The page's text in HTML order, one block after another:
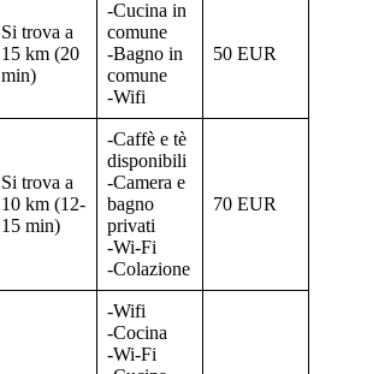
Si trova a
15 km (20
min)
-Cucina in
comune
-Bagno in
comune
-Wifi
50 EUR
Si trova a
10 km (12-
15 min)
-Caffè e tè
disponibili
-Camera e
bagno
privati
-Wi-Fi
-Colazione
70 EUR
-Wifi
-Cocina
-Wi-Fi